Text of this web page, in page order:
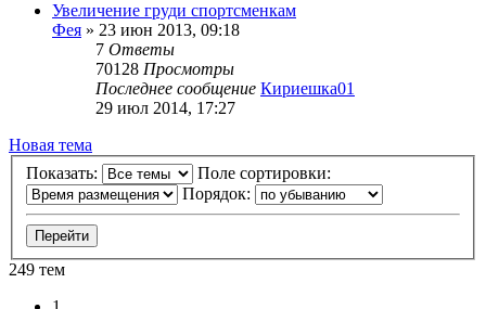
Увеличение груди спортсменкам
Фея » 23 июн 2013, 09:18
7 Ответы
70128 Просмотры
Последнее сообщение Кириешка01
29 июл 2014, 17:27
Новая тема
Показать:
Поле сортировки:
Порядок:
249 тем